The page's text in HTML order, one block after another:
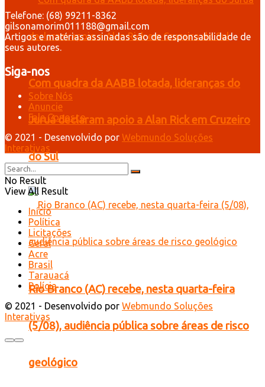
Com quadra da AABB lotada, lideranças do
Juruá declaram apoio a Alan Rick em Cruzeiro
do Sul
Rio Branco (AC) recebe, nesta quarta-feira
(5/08), audiência pública sobre áreas de risco
geológico
Telefone: (68) 99211-8362
gilsonamorim011188@gmail.com
Artigos e matérias assinadas são de responsabilidade de
seus autores.
Siga-nos
Sobre Nós
Anuncie
Fale Conosco
© 2021 - Desenvolvido por Webmundo Soluções
Interativas
No Result
View All Result
Início
Política
Licitações
Geral
Acre
Brasil
Tarauacá
Polícia
© 2021 - Desenvolvido por Webmundo Soluções
Interativas